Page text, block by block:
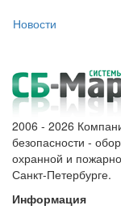
Новости
2006 - 2026
безопасности -
охранной и
Санкт-Петербурге.
Информация